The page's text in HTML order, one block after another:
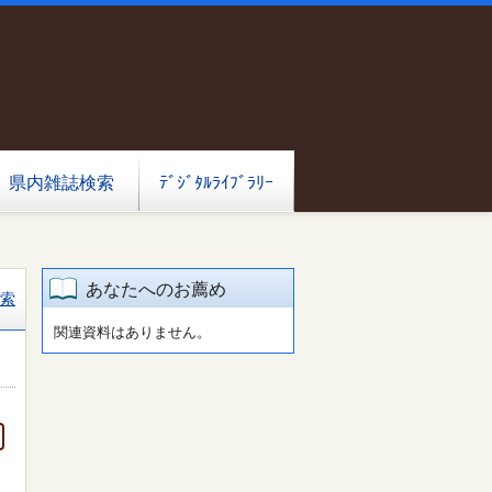
県内雑誌検索 ﾃﾞｼﾞﾀﾙﾗｲﾌﾞﾗﾘｰ
あなたへのお薦め
関連資料はありません。